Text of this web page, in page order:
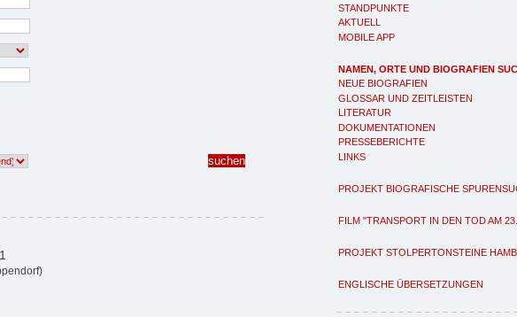
STANDPUNKTE
AKTUELL
MOBILE APP
NAMEN, ORTE UND BIOGRAFIEN
NEUE BIOGRAFIEN
GLOSSAR UND ZEITLEISTEN
LITERATUR
DOKUMENTATIONEN
PRESSEBERICHTE
LINKS
PROJEKT BIOGRAFISCHE
FILM "TRANSPORT IN DEN TOD AM
PROJEKT STOLPERTONSTEINE
ENGLISCHE ÜBERSETZUNGEN